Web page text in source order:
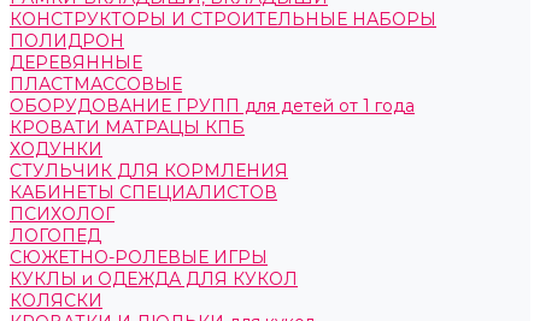
КОНСТРУКТОРЫ И СТРОИТЕЛЬНЫЕ НАБОРЫ
ПОЛИДРОН
ДЕРЕВЯННЫЕ
ПЛАСТМАССОВЫЕ
ОБОРУДОВАНИЕ ГРУПП для детей от 1 года
КРОВАТИ МАТРАЦЫ КПБ
ХОДУНКИ
СТУЛЬЧИК ДЛЯ КОРМЛЕНИЯ
КАБИНЕТЫ СПЕЦИАЛИСТОВ
ПСИХОЛОГ
ЛОГОПЕД
СЮЖЕТНО-РОЛЕВЫЕ ИГРЫ
КУКЛЫ и ОДЕЖДА ДЛЯ КУКОЛ
КОЛЯСКИ